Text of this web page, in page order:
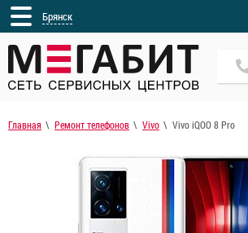
Брянск
Главная Ремонт телефонов Vivo Vivo iQOO 8 Pro